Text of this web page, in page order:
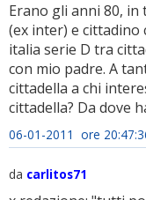
Erano gli anni 80,
(ex inter) e cittadino
italia serie D tra
con mio padre. A
cittadella a chi
cittadella? Da dove
06-01-2011 ore
da carlitos71